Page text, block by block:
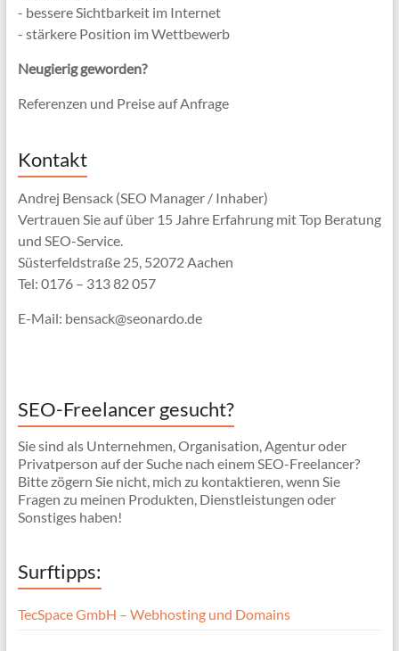
- bessere Sichtbarkeit im Internet
- stärkere Position im Wettbewerb
Neugierig geworden?
Referenzen und Preise auf Anfrage
Kontakt
Andrej Bensack (SEO Manager / Inhaber)
Vertrauen Sie auf über 15 Jahre Erfahrung mit Top Beratung
und SEO-Service.
Süsterfeldstraße 25, 52072 Aachen
Tel: 0176 – 313 82 057
E-Mail: bensack@seonardo.de
SEO-Freelancer gesucht?
Sie sind als Unternehmen, Organisation, Agentur oder
Privatperson auf der Suche nach einem SEO-Freelancer?
Bitte zögern Sie nicht, mich zu kontaktieren, wenn Sie
Fragen zu meinen Produkten, Dienstleistungen oder
Sonstiges haben!
Surftipps:
TecSpace GmbH – Webhosting und Domains